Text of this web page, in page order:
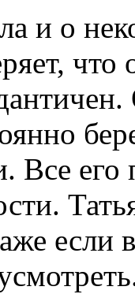
и о
что
Все его